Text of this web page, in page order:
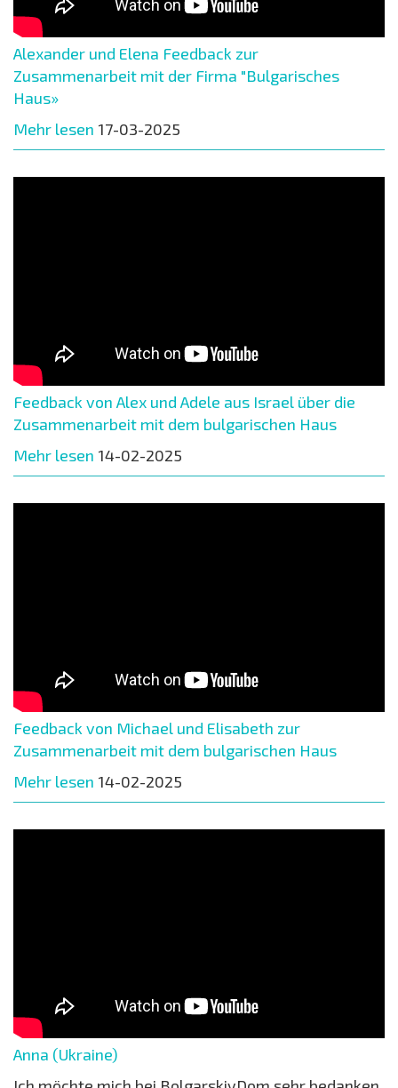
Alexander und Elena Feedback zur
Zusammenarbeit mit der Firma "Bulgarisches
Haus»
Mehr lesen 17-03-2025
Feedback von Alex und Adele aus Israel über die
Zusammenarbeit mit dem bulgarischen Haus
Mehr lesen 14-02-2025
Feedback von Michael und Elisabeth zur
Zusammenarbeit mit dem bulgarischen Haus
Mehr lesen 14-02-2025
Anna (Ukraine)